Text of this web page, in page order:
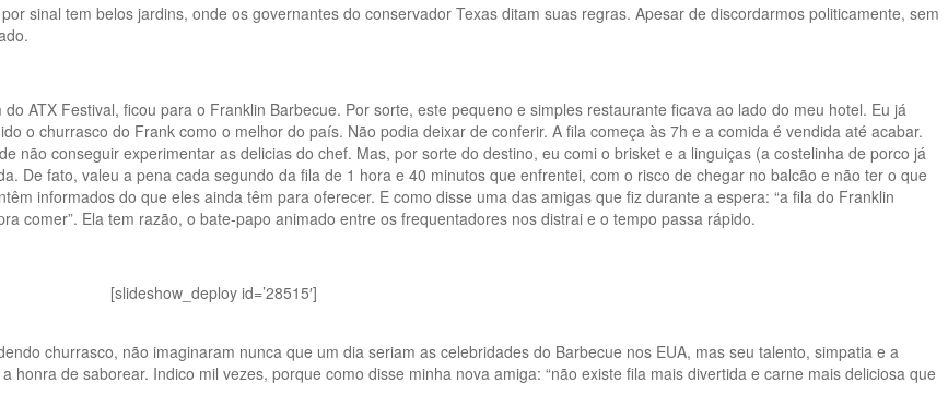
sinal tem belos jardins, onde os governantes do conservador Texas ditam suas regras. Apesar de discordarmos politicamente, sem
ATX Festival, ficou para o Franklin Barbecue. Por sorte, este pequeno e simples restaurante ficava ao lado do meu hotel. Eu já
o churrasco do Frank como o melhor do país. Não podia deixar de conferir. A fila começa às 7h e a comida é vendida até acabar.
não conseguir experimentar as delicias do chef. Mas, por sorte do destino, eu comi o brisket e a linguiças (a costelinha de porco já
De fato, valeu a pena cada segundo da fila de 1 hora e 40 minutos que enfrentei, com o risco de chegar no balcão e não ter o que
informados do que eles ainda têm para oferecer. E como disse uma das amigas que fiz durante a espera: “a fila do Franklin
comer”. Ela tem razão, o bate-papo animado entre os frequentadores nos distrai e o tempo passa rápido.
[slideshow_deploy id=’28515′]
churrasco, não imaginaram nunca que um dia seriam as celebridades do Barbecue nos EUA, mas seu talento, simpatia e a
de saborear. Indico mil vezes, porque como disse minha nova amiga: “não existe fila mais divertida e carne mais deliciosa que